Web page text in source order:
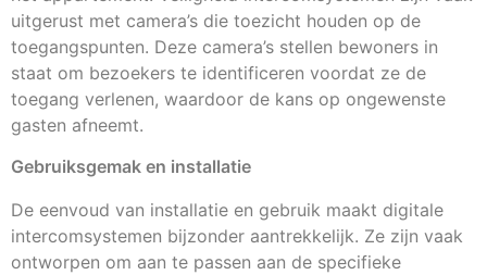
uitgerust met camera’s die toezicht houden op de
toegangspunten. Deze camera’s stellen bewoners in
staat om bezoekers te identificeren voordat ze de
toegang verlenen, waardoor de kans op ongewenste
gasten afneemt.
Gebruiksgemak en installatie
De eenvoud van installatie en gebruik maakt digitale
intercomsystemen bijzonder aantrekkelijk. Ze zijn vaak
ontworpen om aan te passen aan de specifieke